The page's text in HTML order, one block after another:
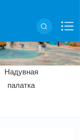
Надувная
палатка